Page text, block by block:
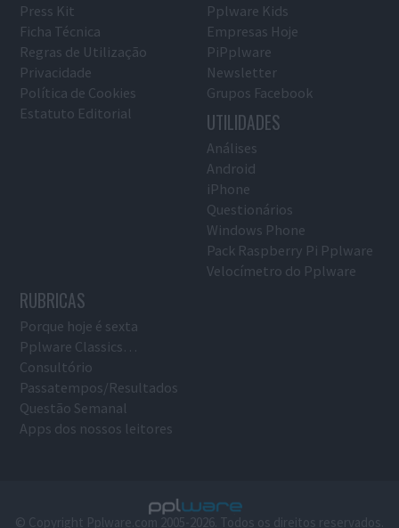
Press Kit
Ficha Técnica
Regras de Utilização
Privacidade
Política de Cookies
Estatuto Editorial
Pplware Kids
Empresas Hoje
PiPplware
Newsletter
Grupos Facebook
UTILIDADES
Análises
Android
iPhone
Questionários
Windows Phone
Pack Raspberry Pi Pplware
Velocímetro do Pplware
RUBRICAS
Porque hoje é sexta
Pplware Classics…
Consultório
Passatempos/Resultados
Questão Semanal
Apps dos nossos leitores
© Copyright Pplware.com 2005-2026. Todos os direitos reservados.